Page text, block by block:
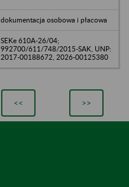
dokumentacja osobowa i płacowa
SEKe 610A-26/04;
992700/611/748/2015-SAK, UNP:
2017-00188672, 2026-00125380
<< >>